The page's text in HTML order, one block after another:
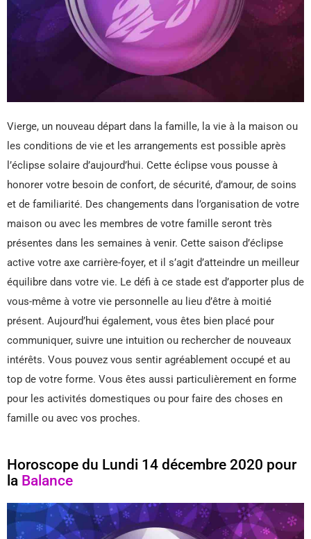
Vierge, un nouveau départ dans la famille, la vie à la maison ou
les conditions de vie et les arrangements est possible après
l’éclipse solaire d’aujourd’hui. Cette éclipse vous pousse à
honorer votre besoin de confort, de sécurité, d’amour, de soins
et de familiarité. Des changements dans l’organisation de votre
maison ou avec les membres de votre famille seront très
présentes dans les semaines à venir. Cette saison d’éclipse
active votre axe carrière-foyer, et il s’agit d’atteindre un meilleur
équilibre dans votre vie. Le défi à ce stade est d’apporter plus de
vous-même à votre vie personnelle au lieu d’être à moitié
présent. Aujourd’hui également, vous êtes bien placé pour
communiquer, suivre une intuition ou rechercher de nouveaux
intérêts. Vous pouvez vous sentir agréablement occupé et au
top de votre forme. Vous êtes aussi particulièrement en forme
pour les activités domestiques ou pour faire des choses en
famille ou avec vos proches.
Horoscope du Lundi 14 décembre 2020 pour
la Balance